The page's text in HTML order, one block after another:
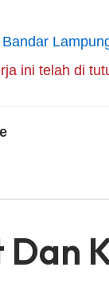
Bandar
ini telah di
Dan